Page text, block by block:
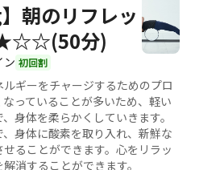
朝のリフレッ
★☆☆(50分)
ン 初回割
ギーをチャージするためのプロ
っていることが多いため、軽い
身体を柔らかくしていきます。
身体に酸素を取り入れ、新鮮な
ることができます。心をリラッ
消することができます。